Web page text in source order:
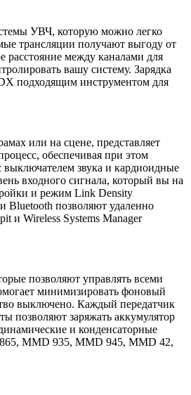
УВЧ, которую можно легко
трансляции получают выгоду от
расстояние между каналами для
вашу систему. Зарядка
подходящим инструментом для
или на сцене, представляет
обеспечивая при этом
звука и кардиоидные
входного сигнала, который вы на
и режим Link Density
Bluetooth позволяют удаленно
и Wireless Systems Manager
позволяют управлять всеми
минимизировать фоновый
выключено. Каждый передатчик
позволяют заряжать аккумулятор
и конденсаторные
MMD 935, MMD 945, MMD 42,